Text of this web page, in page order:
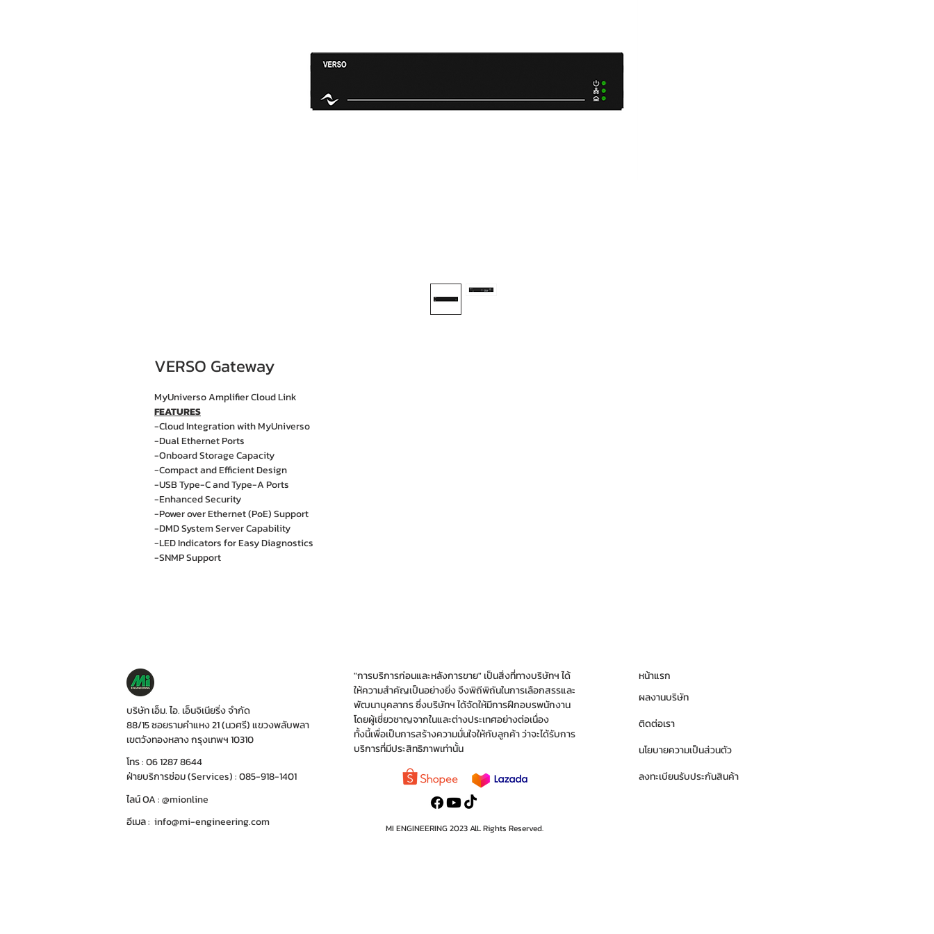
VERSO Gateway
MyUniverso Amplifier Cloud Link
FEATURES
-Cloud Integration with MyUniverso
-Dual Ethernet Ports
-Onboard Storage Capacity
-Compact and Efficient Design
-USB Type-C and Type-A Ports
-Enhanced Security
-Power over Ethernet (PoE) Support
-DMD System Server Capability
-LED Indicators for Easy Diagnostics
-SNMP Support
บริษัท เอ็ม. ไอ. เอ็นจิเนียริ่ง จำกัด
88/15 ซอยรามคำแหง 21 (นวศรี) แขวงพลับพลา
เขตวังทองหลาง กรุงเทพฯ 10310
โทร : 06 1287 8644
ฝ่ายบริการซ่อม (Services) : 085-918-1401
ไลน์ OA : @mionline
อีเมล : info@mi-engineering.com
"การบริการก่อนและหลังการขาย" เป็นสิ่งที่ทางบริษัทฯ ได้
ให้ความสำคัญเป็นอย่างยิ่ง จึงพิถีพิถันในการเลือกสรรและ
พัฒนาบุคลากร ซึ่งบริษัทฯ ได้จัดให้มีการฝึกอบรพนักงาน
โดยผู้เชี่ยวชาญจากในและต่างประเทศอย่างต่อเนื่อง
ทั้งนี้เพื่อเป็นการสร้างความมั่นใจให้กับลูกค้า ว่าจะได้รับการ
บริการที่มีประสิทธิภาพเท่านั้น
MI ENGINEERING 2023 AlL Rights Reserved.
หน้าแรก
ผลงานบริษัท
ติดต่อเรา
นโยบายความเป็นส่วนตัว
ลงทะเบียนรับประกันสินค้า